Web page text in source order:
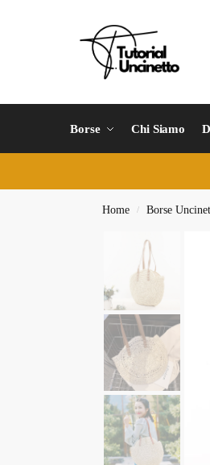
Borse Chi Siamo
Home / Borse